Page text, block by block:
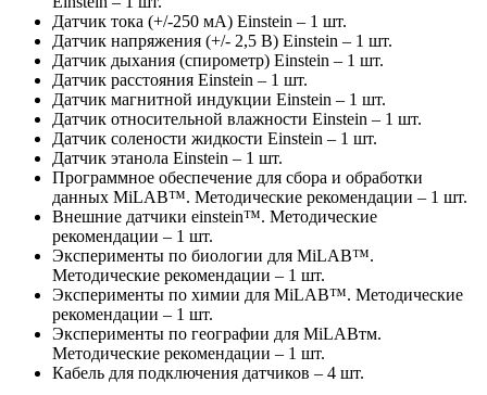
Датчик тока (+/-250 мA) Einstein – 1 шт.
Датчик напряжения (+/- 2,5 В) Einstein – 1 шт.
Датчик дыхания (спирометр) Einstein – 1 шт.
Датчик расстояния Einstein – 1 шт.
Датчик магнитной индукции Einstein – 1 шт.
Датчик относительной влажности Einstein – 1 шт.
Датчик солености жидкости Einstein – 1 шт.
Датчик этанола Einstein – 1 шт.
Программное обеспечение для сбора и обработки
данных MiLAB™. Методические рекомендации – 1 шт.
Внешние датчики einstein™. Методические
рекомендации – 1 шт.
Эксперименты по биологии для MiLAB™.
Методические рекомендации – 1 шт.
Эксперименты по химии для MiLAB™. Методические
рекомендации – 1 шт.
Эксперименты по географии для MiLABтм.
Методические рекомендации – 1 шт.
Кабель для подключения датчиков – 4 шт.